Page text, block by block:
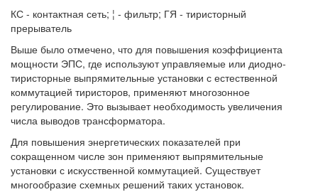
КС - контактная сеть; ¦ - фильтр; ГЯ - тиристорный
прерыватель
Выше было отмечено, что для повышения коэффициента
мощности ЭПС, где используют управляемые или диодно-
тиристорные выпрямительные установки с естественной
коммутацией тиристоров, применяют многозонное
регулирование. Это вызывает необходимость увеличения
числа выводов трансформатора.
Для повышения энергетических показателей при
сокращенном числе зон применяют выпрямительные
установки с искусственной коммутацией. Существует
многообразие схемных решений таких установок.